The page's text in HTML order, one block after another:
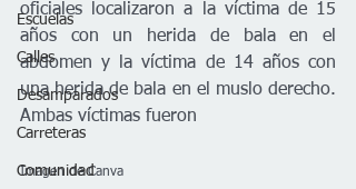
Escuelas
Calles
Desamparados
Carreteras
Comunidad
oficiales localizaron a la víctima de 15
años con un herida de bala en el
abdomen y la víctima de 14 años con
una herida de bala en el muslo derecho.
Ambas víctimas fueron
Imagen de Canva